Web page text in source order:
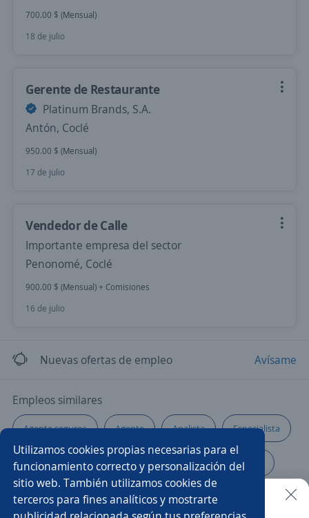
Utilizamos cookies propias necesarias para el
funcionamiento correcto y personalización del
sitio web. También utilizamos cookies de
terceros para fines analíticos y mostrarte
700.00 $ (Mensual)
18 de julio
Gerente de Restaurante
Platinum Brands, S.A.
Antón, Coclé
950.00 $ (Mensual)
17 de julio
Vendedor de Calle
Importante empresa del sector
Penonomé, Coclé
900.00 $ (Mensual) + Comisiones
16 de julio
Nuevas ofertas de empleo Avísame
Empleos similares
Agente seguros Agente Analista Especialista
Administrativa Auxiliar de almacén Cocinero/a
Asesor/a de ventas Auxiliar Diseñador/a grafico